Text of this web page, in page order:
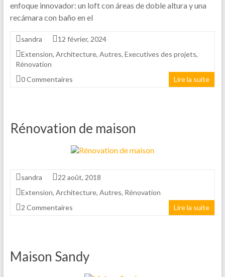
enfoque innovador: un loft con áreas de doble altura y una
recámara con baño en el
sandra
12 février, 2024
Extension, Architecture, Autres, Executives des projets,
Rénovation
0 Commentaires
Lire la suite
Rénovation de maison
sandra
22 août, 2018
Extension, Architecture, Autres, Rénovation
2 Commentaires
Lire la suite
Maison Sandy